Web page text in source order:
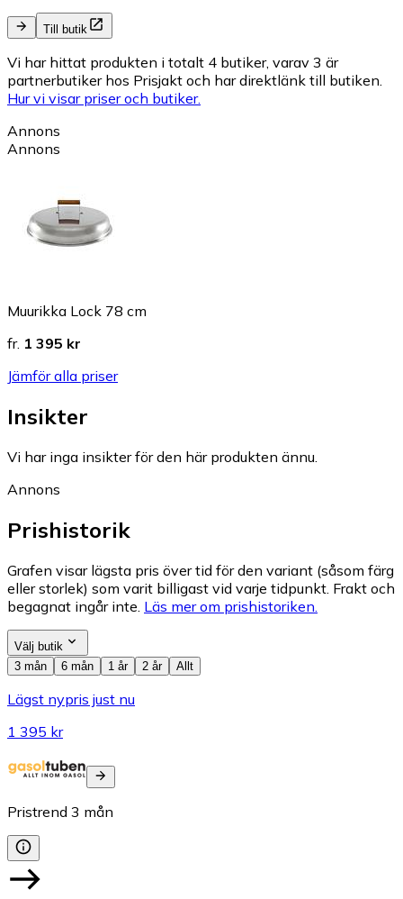
Till butik
Vi har hittat produkten i totalt 4 butiker, varav 3 är
partnerbutiker hos Prisjakt och har direktlänk till butiken.
Hur vi visar priser och butiker.
Annons
Annons
Muurikka Lock 78 cm
fr. 1 395 kr
Jämför alla priser
Insikter
Vi har inga insikter för den här produkten ännu.
Annons
Prishistorik
Grafen visar lägsta pris över tid för den variant (såsom färg
eller storlek) som varit billigast vid varje tidpunkt. Frakt och
begagnat ingår inte. Läs mer om prishistoriken.
Välj butik
3 mån
6 mån 1 år 2 år Allt
Lägst nypris just nu
1 395 kr
Pristrend 3 mån